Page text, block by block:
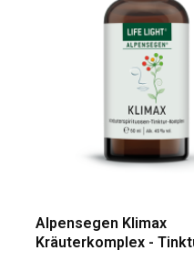
Alpensegen Klimax
Kräuterkomplex -